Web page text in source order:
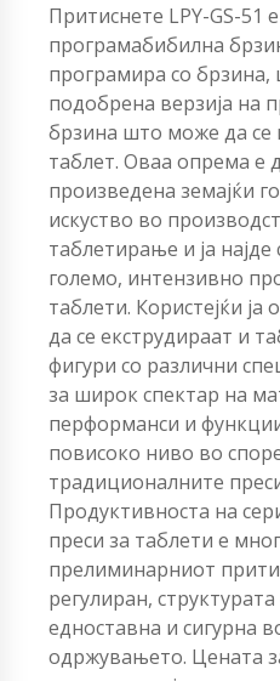
Притиснете LPY-GS-51
програмабибилна
програмира со
подобрена верзија на
брзина што може да
таблет. Оваа опрема е
произведена земајќи
искуство во
таблетирање и ја
големо, интензивно
таблети. Користејќи
да се екструдираат и
фигури со различни
за широк спектар на
перформанси и
повисоко ниво во
традиционалните
Продуктивноста на
преси за таблети е
прелиминарниот
регулиран,
едноставна и сигурна
одржувањето. Цената